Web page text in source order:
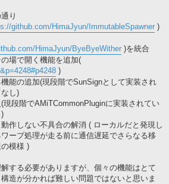
り
github.com/HimaJyun/ImmutableSpawner )
HimaJyun/ByeByeWither )を統合
場で開く機能を追加(
)
能の追加(現段階でSunSignとして実装され
し)
現段階でAMiTCommonPluginに実装されてい
作しない不具合の解消 ( ローカルだと発現し
ープ処理が走る前に通信遅延でさらなる移
模様 )
する必要がありますが、個々の機能はとて
造が分かれば難しい問題ではないと思いま